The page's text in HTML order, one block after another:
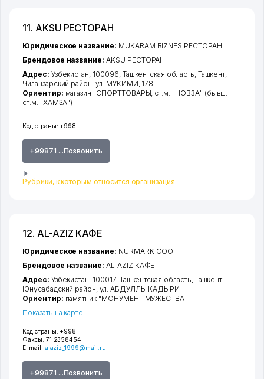
11. AKSU РЕСТОРАН
Код страны: +998
+99871 ...Позвонить
Рубрики, к которым относится организация
Юридическое название: MUKARAM BIZNES РЕСТОРАН
Брендовое название: AKSU РЕСТОРАН
Адрес: Узбекистан, 100096, Ташкентская область, Ташкент,
Чиланзарский район,ул. МУКИМИ, 178
Ориентир: магазин "СПОРТТОВАРЫ, ст.м. "НОВЗА" (бывш.
ст.м. "ХАМЗА")
12. AL-AZIZ КАФЕ
Код страны: +998
Факсы: 71 2358454
E-mail: alaziz_1999@mail.ru
+99871 ...Позвонить
Юридическое название: NURMARK ООО
Брендовое название: AL-AZIZ КАФЕ
Адрес: Узбекистан, 100017, Ташкентская область, Ташкент,
Юнусабадский район,ул. АБДУЛЛЫ КАДЫРИ
Ориентир: памятник "МОНУМЕНТ МУЖЕСТВА
Показать на карте